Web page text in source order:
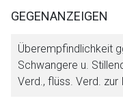
GEGENANZEIGEN
Überempfindlichkeit
Schwangere u.
Verd., flüss. Verd. zur
Seite. Für die Inhalte